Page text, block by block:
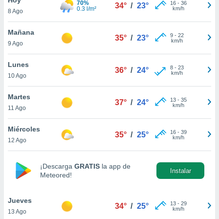
en
más
nuestra
de
aceptar
de
8 Ago
70%
0.3 l/m²
34° / 23° 16- 36
km/h
Mañana
9 Ago
35° / 23° 9- 22
km/h
Lunes
10 Ago
36° / 24° 8- 23
km/h
Martes
11 Ago
37° / 24° 13- 35
km/h
Miércoles
12 Ago
35° / 25° 16- 39
km/h
¡Descarga GRATIS la app de
Meteored!
Instalar
Jueves
13 Ago
34° / 25° 13- 29
km/h